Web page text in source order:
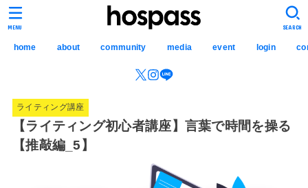
hospass media
home about community media event login
SEARCH
MENU
ライティング講座
【ライティング初心者講座】言葉で時間を操る
【推敲編_5】